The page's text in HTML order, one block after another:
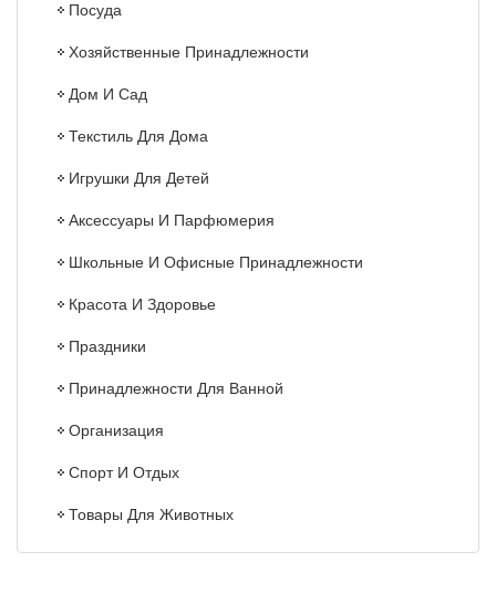
Посуда
Хозяйственные Принадлежности
Дом И Сад
Текстиль Для Дома
Игрушки Для Детей
Аксессуары И Парфюмерия
Школьные И Офисные Принадлежности
Красота И Здоровье
Праздники
Принадлежности Для Ванной
Организация
Спорт И Отдых
Товары Для Животных